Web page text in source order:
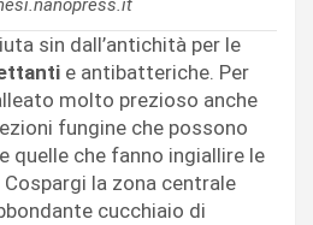
sin dall’antichità per le
e antibatteriche. Per
molto prezioso anche
fungine che possono
quelle che fanno ingiallire le
la zona centrale
cucchiaio di